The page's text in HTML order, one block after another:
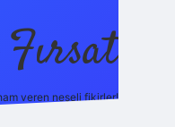
veren neşeli fikirler!